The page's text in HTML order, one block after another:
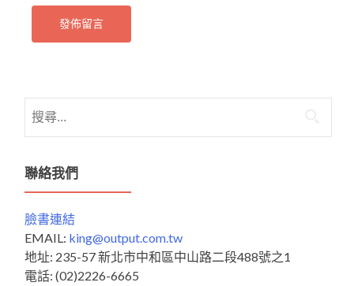
尋
鍵
字:
聯絡我們
臉書連結
EMAIL: king@output.com.tw
地址: 235-57 新北市中和區中山路二段488號之1
電話: (02)2226-6665